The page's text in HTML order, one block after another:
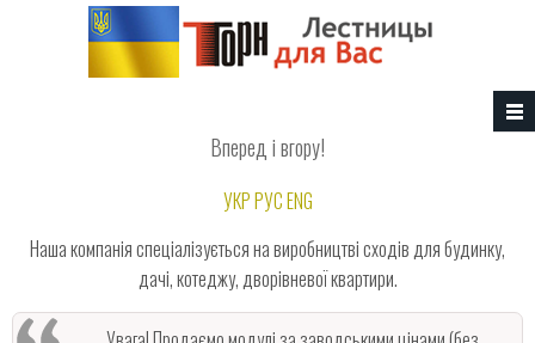
Перейти к основному содержанию
Вперед i вгору!
УКРРУСENG
Наша компанія спеціалізується на виробництві сходів для будинку,
дачі, котеджу, дворівневої квартири.